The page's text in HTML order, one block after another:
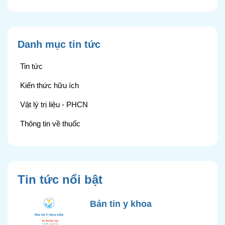
Danh mục tin tức
Tin tức
Kiến thức hữu ích
Vật lý trị liệu - PHCN
Thông tin về thuốc
Tin tức nổi bật
Bản tin y khoa